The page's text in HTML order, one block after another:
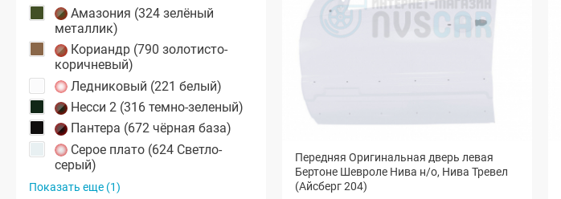
Амазония (324 зелёный
металлик)
Кориандр (790 золотисто-
коричневый)
Ледниковый (221 белый)
Несси 2 (316 темно-зеленый)
Пантера (672 чёрная база)
Серое плато (624 Светло-
серый)
Показать еще (1)
Передняя Оригинальная дверь левая
Бертоне Шевроле Нива н/о, Нива Тревел
(Айсберг 204)